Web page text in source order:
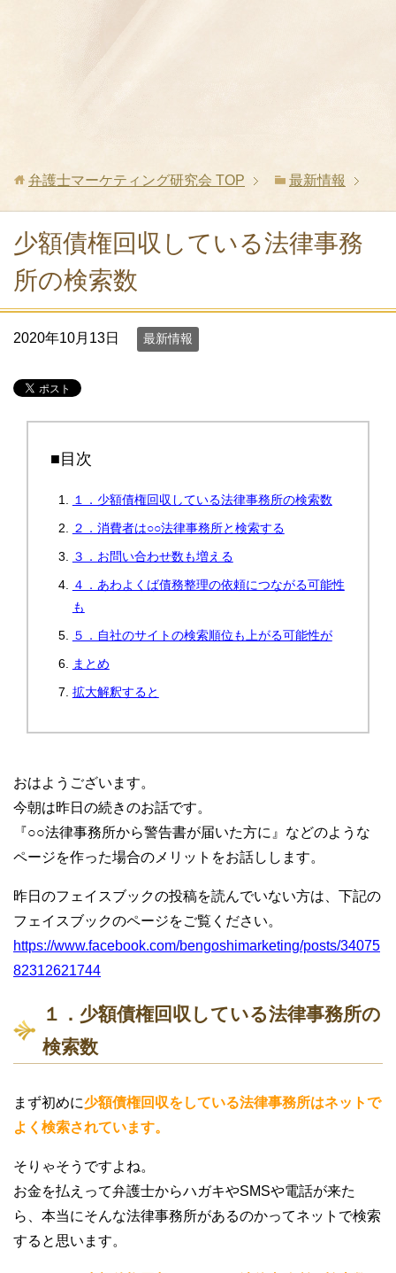
弁護士マーケティング研究会 TOP 最新情報
少額債権回収している法律事務
所の検索数
2020年10月13日 最新情報
■目次
１．少額債権回収している法律事務所の検索数
２．消費者は○○法律事務所と検索する
３．お問い合わせ数も増える
４．あわよくば債務整理の依頼につながる可能性
も
５．自社のサイトの検索順位も上がる可能性が
まとめ
拡大解釈すると
おはようございます。
今朝は昨日の続きのお話です。
『○○法律事務所から警告書が届いた方に』などのような
ページを作った場合のメリットをお話しします。
昨日のフェイスブックの投稿を読んでいない方は、下記の
フェイスブックのページをご覧ください。
https://www.facebook.com/bengoshimarketing/posts/34075
82312621744
１．少額債権回収している法律事務所の
検索数
まず初めに少額債権回収をしている法律事務所はネットで
よく検索されています。
そりゃそうですよね。
お金を払えって弁護士からハガキやSMSや電話が来た
ら、本当にそんな法律事務所があるのかってネットで検索
すると思います。